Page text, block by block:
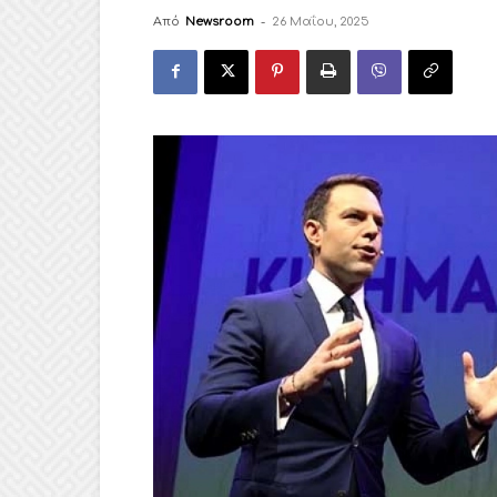
Από Newsroom - 26 Μαΐου, 2025